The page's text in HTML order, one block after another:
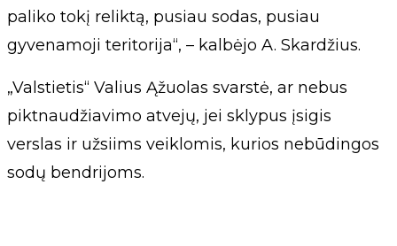
paliko tokį reliktą, pusiau sodas, pusiau
gyvenamoji teritorija“, – kalbėjo A. Skardžius.
„Valstietis“ Valius Ąžuolas svarstė, ar nebus
piktnaudžiavimo atvejų, jei sklypus įsigis
verslas ir užsiims veiklomis, kurios nebūdingos
sodų bendrijoms.